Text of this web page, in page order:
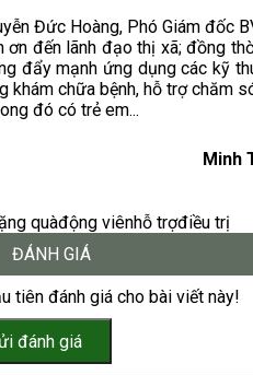
Đức Hoàng, Phó Giám đốc
đến lãnh đạo thị xã; đồng
đẩy mạnh ứng dụng các kỹ
khám chữa bệnh, hỗ trợ chăm
đó có trẻ em...
Minh
quàđộng viênhỗ trợđiều trị
ĐÁNH GIÁ
tiên đánh giá cho bài viết này!